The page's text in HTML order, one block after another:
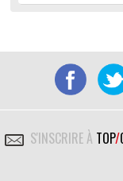
S'INSCRIRE À TOP/